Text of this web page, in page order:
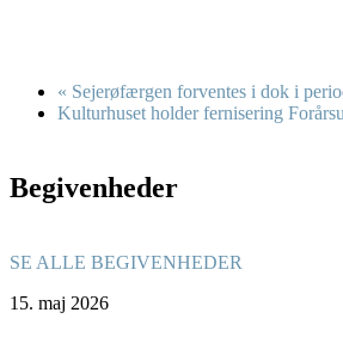
« Sejerøfærgen forventes i dok i
Kulturhuset holder fernisering
Begivenheder
SE ALLE BEGIVENHEDER
15. maj 2026